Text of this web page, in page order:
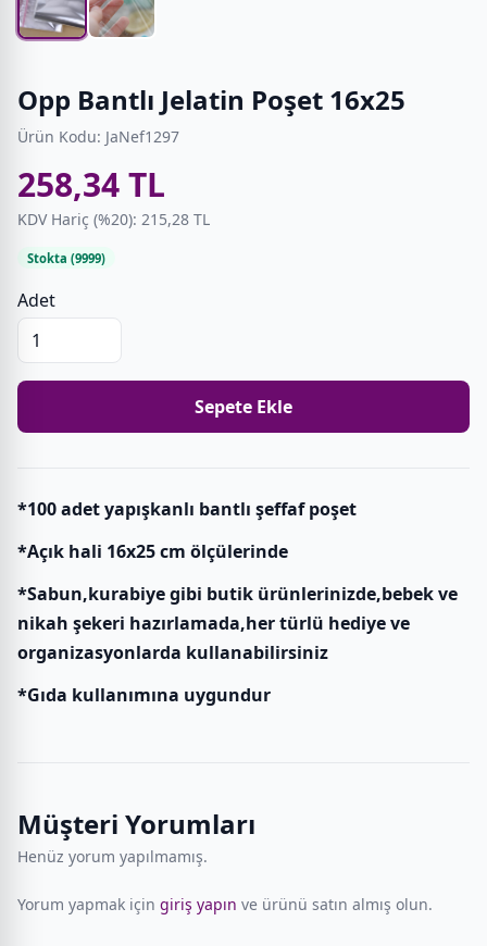
Opp Bantlı Jelatin Poşet 16x25
Ürün Kodu: JaNef1297
258,34 TL
KDV Hariç (%20): 215,28 TL
Stokta (9999)
Adet
Sepete Ekle
*100 adet yapışkanlı bantlı şeffaf poşet
*Açık hali 16x25 cm ölçülerinde
*Sabun,kurabiye gibi butik ürünlerinizde,bebek ve
nikah şekeri hazırlamada,her türlü hediye ve
organizasyonlarda kullanabilirsiniz
*Gıda kullanımına uygundur
Müşteri Yorumları
Henüz yorum yapılmamış.
Yorum yapmak için giriş yapın ve ürünü satın almış olun.